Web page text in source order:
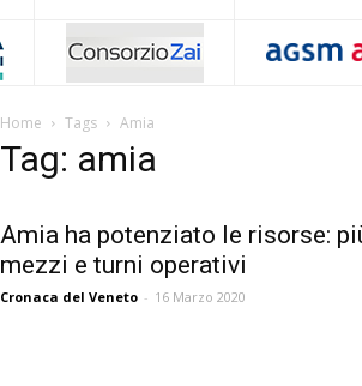
Home Tags Amia
Tag: amia
Amia ha potenziato le risorse:
mezzi e turni operativi
Cronaca del Veneto - 16 Marzo 2020